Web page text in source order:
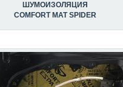
ШУМОИЗОЛЯЦИЯ
COMFORT MAT SPIDER